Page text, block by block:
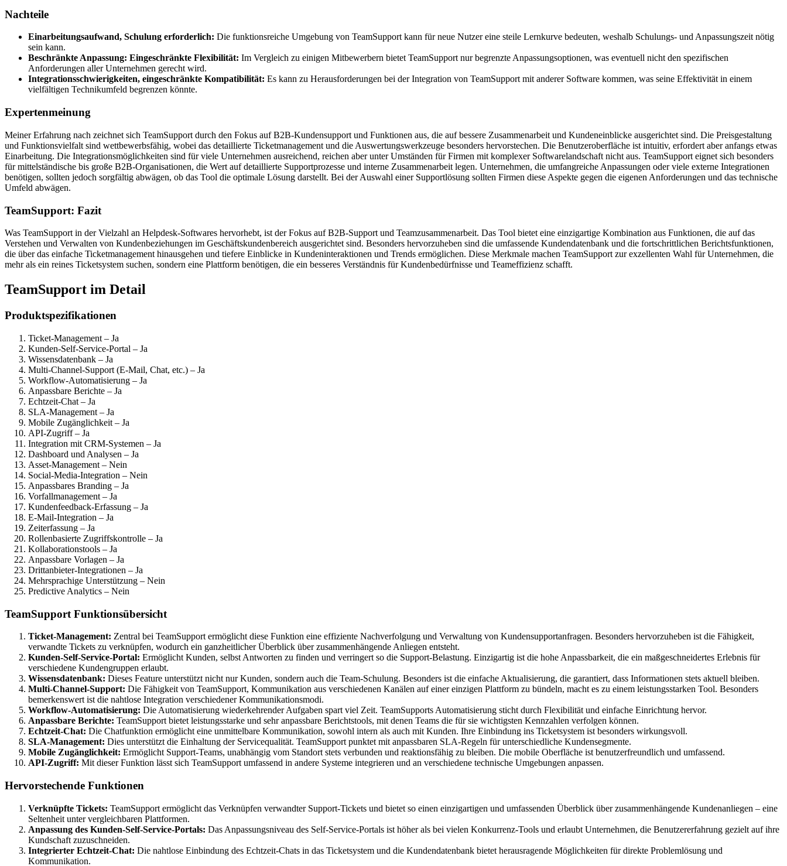
Nachteile
Einarbeitungsaufwand, Schulung erforderlich: Die funktionsreiche Umgebung von TeamSupport kann für neue Nutzer eine steile Lernkurve bedeuten, weshalb Schulungs- und Anpassungszeit nötig
sein kann.
Beschränkte Anpassung: Eingeschränkte Flexibilität: Im Vergleich zu einigen Mitbewerbern bietet TeamSupport nur begrenzte Anpassungsoptionen, was eventuell nicht den spezifischen
Anforderungen aller Unternehmen gerecht wird.
Integrationsschwierigkeiten, eingeschränkte Kompatibilität: Es kann zu Herausforderungen bei der Integration von TeamSupport mit anderer Software kommen, was seine Effektivität in einem
vielfältigen Technikumfeld begrenzen könnte.
Expertenmeinung
Meiner Erfahrung nach zeichnet sich TeamSupport durch den Fokus auf B2B-Kundensupport und Funktionen aus, die auf bessere Zusammenarbeit und Kundeneinblicke ausgerichtet sind. Die Preisgestaltung
und Funktionsvielfalt sind wettbewerbsfähig, wobei das detaillierte Ticketmanagement und die Auswertungswerkzeuge besonders hervorstechen. Die Benutzeroberfläche ist intuitiv, erfordert aber anfangs etwas
Einarbeitung. Die Integrationsmöglichkeiten sind für viele Unternehmen ausreichend, reichen aber unter Umständen für Firmen mit komplexer Softwarelandschaft nicht aus. TeamSupport eignet sich besonders
für mittelständische bis große B2B-Organisationen, die Wert auf detaillierte Supportprozesse und interne Zusammenarbeit legen. Unternehmen, die umfangreiche Anpassungen oder viele externe Integrationen
benötigen, sollten jedoch sorgfältig abwägen, ob das Tool die optimale Lösung darstellt. Bei der Auswahl einer Supportlösung sollten Firmen diese Aspekte gegen die eigenen Anforderungen und das technische
Umfeld abwägen.
TeamSupport: Fazit
Was TeamSupport in der Vielzahl an Helpdesk-Softwares hervorhebt, ist der Fokus auf B2B-Support und Teamzusammenarbeit. Das Tool bietet eine einzigartige Kombination aus Funktionen, die auf das
Verstehen und Verwalten von Kundenbeziehungen im Geschäftskundenbereich ausgerichtet sind. Besonders hervorzuheben sind die umfassende Kundendatenbank und die fortschrittlichen Berichtsfunktionen,
die über das einfache Ticketmanagement hinausgehen und tiefere Einblicke in Kundeninteraktionen und Trends ermöglichen. Diese Merkmale machen TeamSupport zur exzellenten Wahl für Unternehmen, die
mehr als ein reines Ticketsystem suchen, sondern eine Plattform benötigen, die ein besseres Verständnis für Kundenbedürfnisse und Teameffizienz schafft.
TeamSupport im Detail
Produktspezifikationen
Ticket-Management – Ja
Kunden-Self-Service-Portal – Ja
Wissensdatenbank – Ja
Multi-Channel-Support (E-Mail, Chat, etc.) – Ja
Workflow-Automatisierung – Ja
Anpassbare Berichte – Ja
Echtzeit-Chat – Ja
SLA-Management – Ja
Mobile Zugänglichkeit – Ja
API-Zugriff – Ja
Integration mit CRM-Systemen – Ja
Dashboard und Analysen – Ja
Asset-Management – Nein
Social-Media-Integration – Nein
Anpassbares Branding – Ja
Vorfallmanagement – Ja
Kundenfeedback-Erfassung – Ja
E-Mail-Integration – Ja
Zeiterfassung – Ja
Rollenbasierte Zugriffskontrolle – Ja
Kollaborationstools – Ja
Anpassbare Vorlagen – Ja
Drittanbieter-Integrationen – Ja
Mehrsprachige Unterstützung – Nein
Predictive Analytics – Nein
TeamSupport Funktionsübersicht
Ticket-Management: Zentral bei TeamSupport ermöglicht diese Funktion eine effiziente Nachverfolgung und Verwaltung von Kundensupportanfragen. Besonders hervorzuheben ist die Fähigkeit,
verwandte Tickets zu verknüpfen, wodurch ein ganzheitlicher Überblick über zusammenhängende Anliegen entsteht.
Kunden-Self-Service-Portal: Ermöglicht Kunden, selbst Antworten zu finden und verringert so die Support-Belastung. Einzigartig ist die hohe Anpassbarkeit, die ein maßgeschneidertes Erlebnis für
verschiedene Kundengruppen erlaubt.
Wissensdatenbank: Dieses Feature unterstützt nicht nur Kunden, sondern auch die Team-Schulung. Besonders ist die einfache Aktualisierung, die garantiert, dass Informationen stets aktuell bleiben.
Multi-Channel-Support: Die Fähigkeit von TeamSupport, Kommunikation aus verschiedenen Kanälen auf einer einzigen Plattform zu bündeln, macht es zu einem leistungsstarken Tool. Besonders
bemerkenswert ist die nahtlose Integration verschiedener Kommunikationsmodi.
Workflow-Automatisierung: Die Automatisierung wiederkehrender Aufgaben spart viel Zeit. TeamSupports Automatisierung sticht durch Flexibilität und einfache Einrichtung hervor.
Anpassbare Berichte: TeamSupport bietet leistungsstarke und sehr anpassbare Berichtstools, mit denen Teams die für sie wichtigsten Kennzahlen verfolgen können.
Echtzeit-Chat: Die Chatfunktion ermöglicht eine unmittelbare Kommunikation, sowohl intern als auch mit Kunden. Ihre Einbindung ins Ticketsystem ist besonders wirkungsvoll.
SLA-Management: Dies unterstützt die Einhaltung der Servicequalität. TeamSupport punktet mit anpassbaren SLA-Regeln für unterschiedliche Kundensegmente.
Mobile Zugänglichkeit: Ermöglicht Support-Teams, unabhängig vom Standort stets verbunden und reaktionsfähig zu bleiben. Die mobile Oberfläche ist benutzerfreundlich und umfassend.
API-Zugriff: Mit dieser Funktion lässt sich TeamSupport umfassend in andere Systeme integrieren und an verschiedene technische Umgebungen anpassen.
Hervorstechende Funktionen
Verknüpfte Tickets: TeamSupport ermöglicht das Verknüpfen verwandter Support-Tickets und bietet so einen einzigartigen und umfassenden Überblick über zusammenhängende Kundenanliegen – eine
Seltenheit unter vergleichbaren Plattformen.
Anpassung des Kunden-Self-Service-Portals: Das Anpassungsniveau des Self-Service-Portals ist höher als bei vielen Konkurrenz-Tools und erlaubt Unternehmen, die Benutzererfahrung gezielt auf ihre
Kundschaft zuzuschneiden.
Integrierter Echtzeit-Chat: Die nahtlose Einbindung des Echtzeit-Chats in das Ticketsystem und die Kundendatenbank bietet herausragende Möglichkeiten für direkte Problemlösung und
Kommunikation.